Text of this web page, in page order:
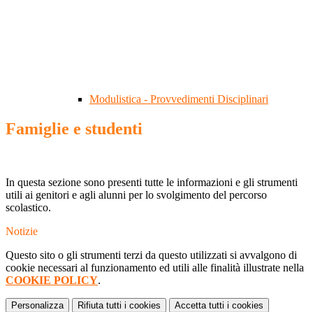
Modulistica - Provvedimenti Disciplinari
Famiglie e studenti
In questa sezione sono presenti tutte le informazioni e gli strumenti
utili ai genitori e agli alunni per lo svolgimento del percorso
scolastico.
Notizie
Questo sito o gli strumenti terzi da questo utilizzati si avvalgono di
cookie necessari al funzionamento ed utili alle finalità illustrate nella
COOKIE POLICY.
Personalizza Rifiuta tutti i cookies Accetta tutti i cookies